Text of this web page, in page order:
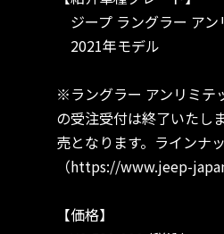
ジープ ラングラー ア
2021年モデル
※ラングラー アンリミテ
の受注受付は終了いたし
売となります。ラインナ
（https://www.jeep-
【価格】